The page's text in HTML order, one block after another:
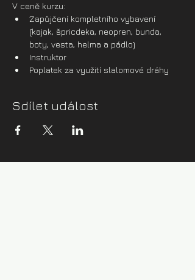
V ceně kurzu:
Zapůjčení kompletního vybavení
(kajak, špricdeka, neopren, bunda,
boty, vesta, helma a pádlo)
Instruktor
Poplatek za využití slalomové dráhy
Sdílet událost